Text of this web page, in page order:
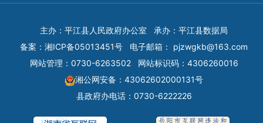
主办：平江县人民政府办公室
承办：平江县数据局
备案： 湘ICP备05013451号 电子邮箱： pjzwgkb@163.com
网站管理：0730-6263502
网站标识码：4306260016
湘公网安备：43062602000131号
县政府办电话：0730-6222226